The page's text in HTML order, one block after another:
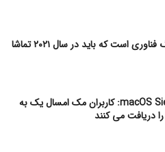
این ۵ داستان بزرگ فناوری است که باید در سال ۲۰۲۱ تماشا
نقد و بررسی macOS Sierra: کاربران مک امسال یک به
دریافت می کنند